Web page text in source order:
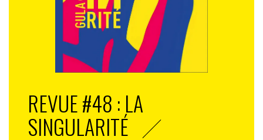
REVUE #48 : LA
SINGULARITÉ